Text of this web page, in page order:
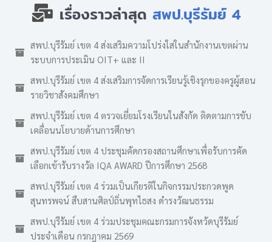
เรื่องราวล่าสุด สพป.บุรีรัมย์ 4
สพป.บุรีรัมย์ เขต 4 ส่งเสริมความโปร่งใสในสำนักงานเขตผ่าน
ระบบการประเมิน OIT+ และ II
สพป.บุรีรัมย์ เขต 4 ส่งเสริมการจัดการเรียนรู้เชิงรุกของครูผู้สอน
รายวิชาสังคมศึกษา
สพป.บุรีรัมย์ เขต 4 ตรวจเยี่ยมโรงเรียนในสังกัด ติดตามการขับ
เคลื่อนนโยบายด้านการศึกษา
สพป.บุรีรัมย์ เขต 4 ประชุมคัดกรองสถานศึกษาเพื่อรับการคัด
เลือกเข้ารับรางวัล IQA AWARD ปีการศึกษา 2568
สพป.บุรีรัมย์ เขต 4 ร่วมเป็นเกียรติในกิจกรรมประกวดพูด
สุนทรพจน์ สืบสานศิลป์ถิ่นพุทไธสง ดำรงวัฒนธรรม
สพป.บุรีรัมย์ เขต 4 ร่วมประชุมคณะกรมการจังหวัดบุรีรัมย์
ประจำเดือน กรกฎาคม 2569